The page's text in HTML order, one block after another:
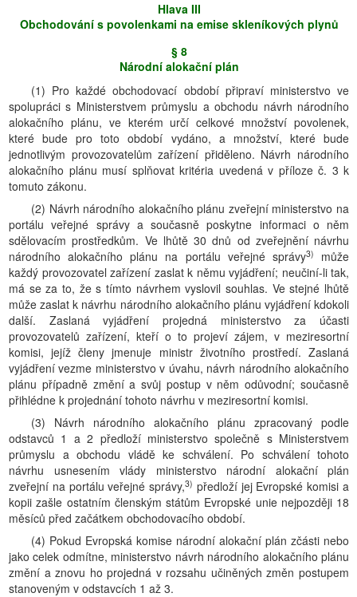
Hlava III
Obchodování s povolenkami na emise skleníkových plynů
§ 8
Národní alokační plán
(1) Pro každé obchodovací období připraví ministerstvo ve
spolupráci s Ministerstvem průmyslu a obchodu návrh národního
alokačního plánu, ve kterém určí celkové množství povolenek,
které bude pro toto období vydáno, a množství, které bude
jednotlivým provozovatelům zařízení přiděleno. Návrh národního
alokačního plánu musí splňovat kritéria uvedená v příloze č. 3 k
tomuto zákonu.
(2) Návrh národního alokačního plánu zveřejní ministerstvo na
portálu veřejné správy a současně poskytne informaci o něm
sdělovacím prostředkům. Ve lhůtě 30 dnů od zveřejnění návrhu
národního alokačního plánu na portálu veřejné správy3)
může
každý provozovatel zařízení zaslat k němu vyjádření; neučiní-li tak,
má se za to, že s tímto návrhem vyslovil souhlas. Ve stejné lhůtě
může zaslat k návrhu národního alokačního plánu vyjádření kdokoli
další. Zaslaná vyjádření projedná ministerstvo za účasti
provozovatelů zařízení, kteří o to projeví zájem, v meziresortní
komisi, jejíž členy jmenuje ministr životního prostředí. Zaslaná
vyjádření vezme ministerstvo v úvahu, návrh národního alokačního
plánu případně změní a svůj postup v něm odůvodní; současně
přihlédne k projednání tohoto návrhu v meziresortní komisi.
(3) Návrh národního alokačního plánu zpracovaný podle
odstavců 1 a 2 předloží ministerstvo společně s Ministerstvem
průmyslu a obchodu vládě ke schválení. Po schválení tohoto
návrhu usnesením vlády ministerstvo národní alokační plán
zveřejní na portálu veřejné správy,3) předloží jej Evropské komisi a
kopii zašle ostatním členským státům Evropské unie nejpozději 18
měsíců před začátkem obchodovacího období.
(4) Pokud Evropská komise národní alokační plán zčásti nebo
jako celek odmítne, ministerstvo návrh národního alokačního plánu
změní a znovu ho projedná v rozsahu učiněných změn postupem
stanoveným v odstavcích 1 až 3.